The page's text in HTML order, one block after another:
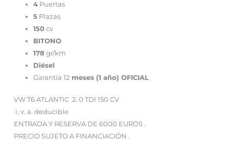
4 Puertas
5 Plazas
150 cv
BITONO
178 gr/km
Diésel
Garantía 12 meses (1 año) OFICIAL
VW T6 ATLANTIC 2. 0 TDI 150 CV
i. v. a. deducible
ENTRADA Y RESERVA DE 6000 EUROS .
PRECIO SUJETO A FINANCIACIÓN .